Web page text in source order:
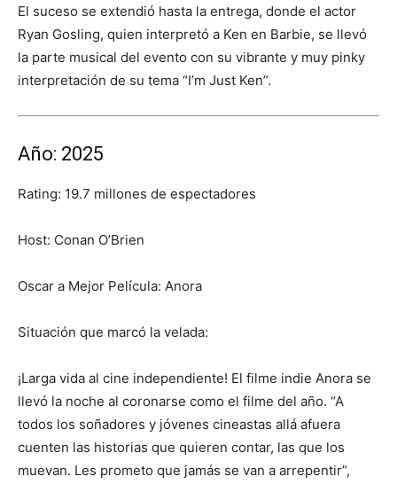
El suceso se extendió hasta la entrega, donde el actor
Ryan Gosling, quien interpretó a Ken en Barbie, se llevó
la parte musical del evento con su vibrante y muy pinky
interpretación de su tema “I’m Just Ken”.
Año: 2025
Rating: 19.7 millones de espectadores
Host: Conan O’Brien
Oscar a Mejor Película: Anora
Situación que marcó la velada:
¡Larga vida al cine independiente! El filme indie Anora se
llevó la noche al coronarse como el filme del año. “A
todos los soñadores y jóvenes cineastas allá afuera
cuenten las historias que quieren contar, las que los
muevan. Les prometo que jamás se van a arrepentir”,